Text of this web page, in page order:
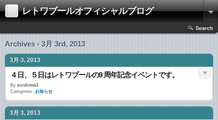
レトワブールオフィシャルブログ
Search
Archives › 3月 3rd, 2013
3月 3, 2013
４日、５日はレトワブールの9 周年記念イベントです。
By ooshima3
Categories: お知らせ
3月 3, 2013